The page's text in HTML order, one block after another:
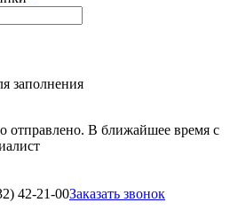
заполнения
отправлено. В ближайшее время с
42-21-00Заказать звонок